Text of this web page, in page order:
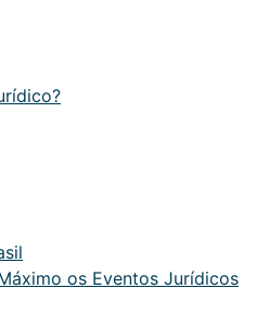
os Eventos Jurídicos